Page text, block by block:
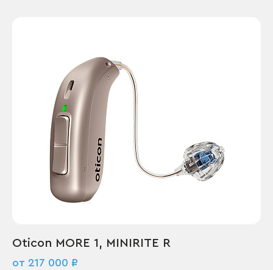
Oticon MORE 1, MINIRITE R
от 217 000 ₽